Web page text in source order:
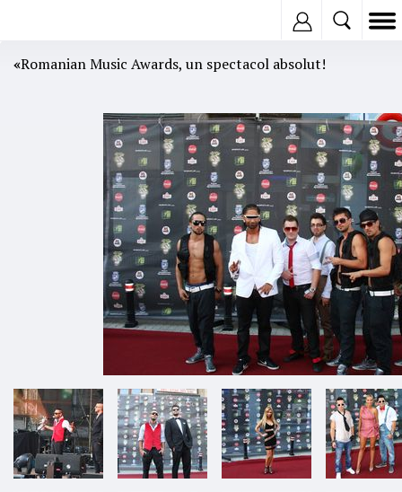
«Romanian Music Awards, un spectacol absolut!